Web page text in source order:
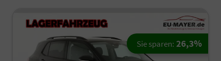
Sie sparen: 26,3%